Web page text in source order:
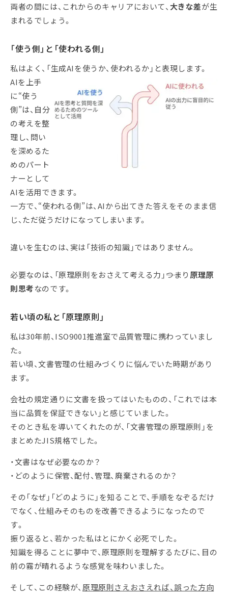
両者の間には、これからのキャリアにおいて、大きな差が生
まれるでしょう。
「使う側」と「使われる側」
私はよく、「生成AIを使うか、使われるか」と表現します。
AIを上手
に“使う
側”は、自分
の考えを整
理し、問い
を深めるた
めのパート
ナーとして
AIを活用できます。
一方で、“使われる側”は、AIから出てきた答えをそのまま信
じ、ただ従うだけになってしまいます。
違いを生むのは、実は「技術の知識」ではありません。
必要なのは、「原理原則をおさえて考える力」――つまり 原理原
則思考なのです。
若い頃の私と「原理原則」
私は30年前、ISO9001推進室で品質管理に携わっていまし
た。
若い頃、文書管理の仕組みづくりに悩んでいた時期があり
ます。
会社の規定通りに文書を扱ってはいたものの、「これでは本
当に品質を保証できない」と感じていました。
そのとき私を導いてくれたのが、「文書管理の原理原則」を
まとめたJIS規格でした。
・文書はなぜ必要なのか？
・どのように保管、配付、管理、廃棄されるのか？
その「なぜ」「どのように」を知ることで、手順をなぞるだけ
でなく、仕組みそのものを改善できるようになったので
す。
振り返ると、若かった私はとにかく必死でした。
知識を得ることに夢中で、原理原則を理解するたびに、目の
前の霧が晴れるような感覚を味わいました。
そして、この経験が、原理原則さえおさえれば、誤った方向